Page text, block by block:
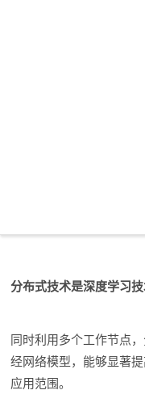
分布式技术是深度学习技
同时利用多个工作节点
经网络模型，能够显著
应用范围。